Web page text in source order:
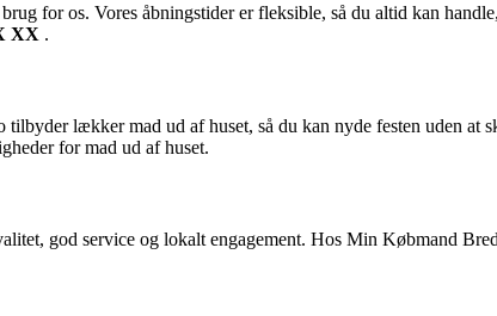
for os. Vores åbningstider er fleksible, så du altid kan
XX .
lækker mad ud af huset, så du kan nyde festen uden
for mad ud af huset.
god service og lokalt engagement. Hos Min Købmand